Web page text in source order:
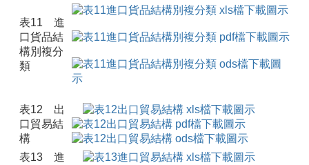
表11 進
口貨品結
構別複分
類
表12 出
口貿易結
構
表13 進